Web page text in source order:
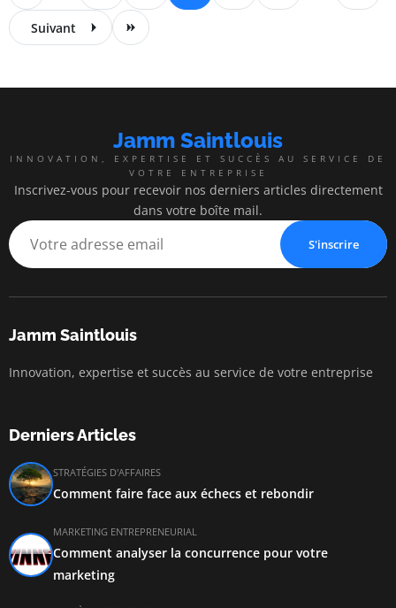
Suivant
Jamm Saintlouis
INNOVATION, EXPERTISE ET SUCCÈS AU SERVICE DE
VOTRE ENTREPRISE
Inscrivez-vous pour recevoir nos derniers articles directement
dans votre boîte mail.
S'inscrire
Jamm Saintlouis
Innovation, expertise et succès au service de votre entreprise
Derniers Articles
STRATÉGIES D'AFFAIRES
Comment faire face aux échecs et rebondir
MARKETING ENTREPRENEURIAL
Comment analyser la concurrence pour votre
marketing